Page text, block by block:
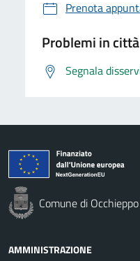
Prenota
Problemi in città
Segnala
Comune di
AMMINISTRAZIONE